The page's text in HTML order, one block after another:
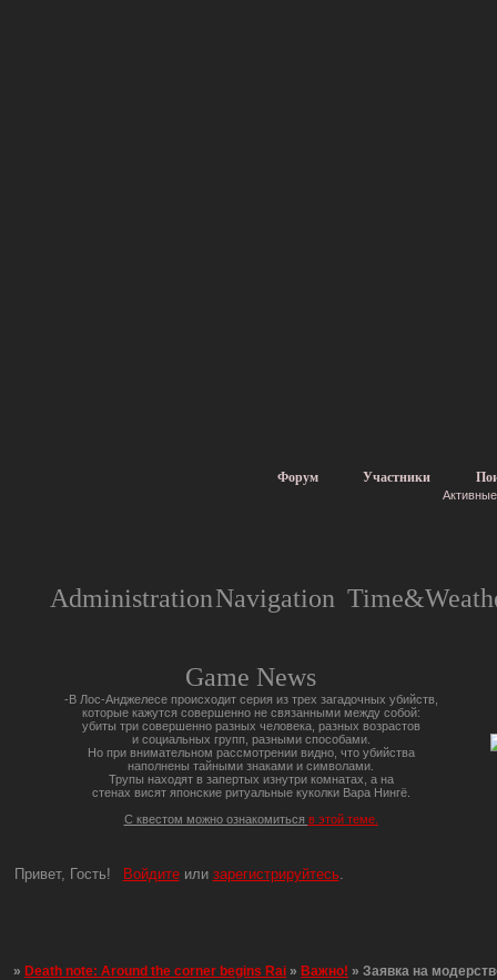
Форум Участники
AdministrationNavigation
Game News
-В Лос-Анджелесе происходит серия из трех загадочных убийств,
которые кажутся совершенно не связанными между собой:
убиты три совершенно разных человека, разных возрастов
и социальных групп, разными способами.
Но при внимательном рассмотрении видно, что убийства
наполнены тайными знаками и символами.
Трупы находят в запертых изнутри комнатах, а на
стенах висят японские ритуальные куколки Вара Нингё.
С квестом можно ознакомиться в этой теме.
Привет, Гость! Войдитеили зарегистрируйтесь.
»Death note: Around the corner begins Rai »Важно! »Заявка на